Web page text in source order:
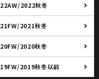
22AW/2022秋冬
21FW/2021秋冬
20FW/2020秋冬
19FW/2019秋冬以前